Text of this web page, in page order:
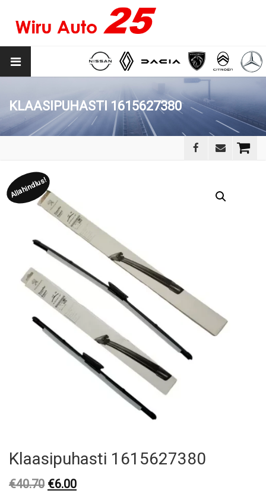
KLAASIPUHASTI 1615627380
Allahindlus!
Klaasipuhasti 1615627380
€40.70 Original
€6.00Current